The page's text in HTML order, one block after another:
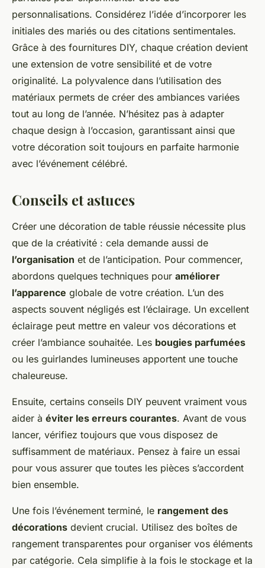
personnalisations. Considérez l’idée d’incorporer les
initiales des mariés ou des citations sentimentales.
Grâce à des fournitures DIY, chaque création devient
une extension de votre sensibilité et de votre
originalité. La polyvalence dans l’utilisation des
matériaux permets de créer des ambiances variées
tout au long de l’année. N’hésitez pas à adapter
chaque design à l’occasion, garantissant ainsi que
votre décoration soit toujours en parfaite harmonie
avec l’événement célébré.
Conseils et astuces
Créer une décoration de table réussie nécessite plus
que de la créativité : cela demande aussi de
l’organisation et de l’anticipation. Pour commencer,
abordons quelques techniques pour améliorer
l’apparence globale de votre création. L’un des
aspects souvent négligés est l’éclairage. Un excellent
éclairage peut mettre en valeur vos décorations et
créer l’ambiance souhaitée. Les bougies parfumées
ou les guirlandes lumineuses apportent une touche
chaleureuse.
Ensuite, certains conseils DIY peuvent vraiment vous
aider à éviter les erreurs courantes. Avant de vous
lancer, vérifiez toujours que vous disposez de
suffisamment de matériaux. Pensez à faire un essai
pour vous assurer que toutes les pièces s’accordent
bien ensemble.
Une fois l’événement terminé, le rangement des
décorations devient crucial. Utilisez des boîtes de
rangement transparentes pour organiser vos éléments
par catégorie. Cela simplifie à la fois le stockage et la